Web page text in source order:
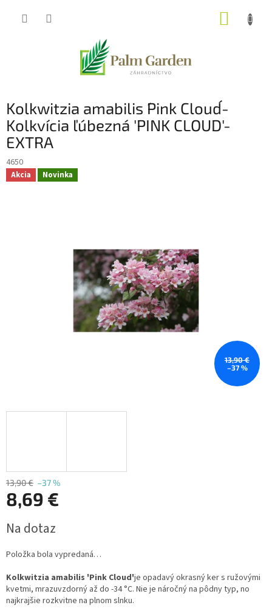
Kolkwitzia amabilis ´Pink Cloud´-
Kolkvícia ľúbezná 'PINK CLOUD'-
EXTRA
4650
Akcia Novinka
13,90 €
–37 %
13,90 € –37 %
8,69 €
cena:
Na dotaz
Položka bola vypredaná…
Kolkwitzia amabilis 'Pink Cloud'je opadavý okrasný ker s ružovými
kvetmi, mrazuvzdorný až do -34 °C. Nie je náročný na pôdny typ, no
najkrajšie rozkvitne na plnom slnku.